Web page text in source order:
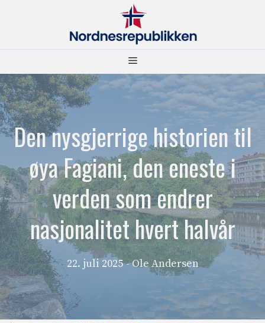
Meny
Den nysgjerrige historien til
øya Fagiani, den eneste i
verden som endrer
nasjonalitet hvert halvår
22. juli 2025 - Ole Andersen